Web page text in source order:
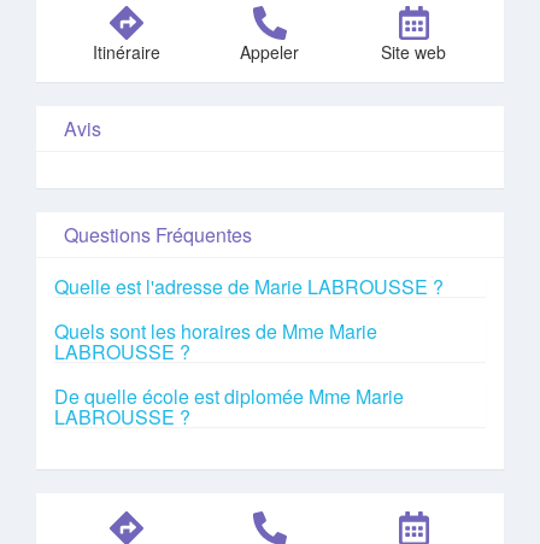
Itinéraire Appeler Site web
Avis
Questions Fréquentes
Quelle est l'adresse de Marie LABROUSSE ?
Quels sont les horaires de Mme Marie
LABROUSSE ?
De quelle école est diplomée Mme Marie
LABROUSSE ?